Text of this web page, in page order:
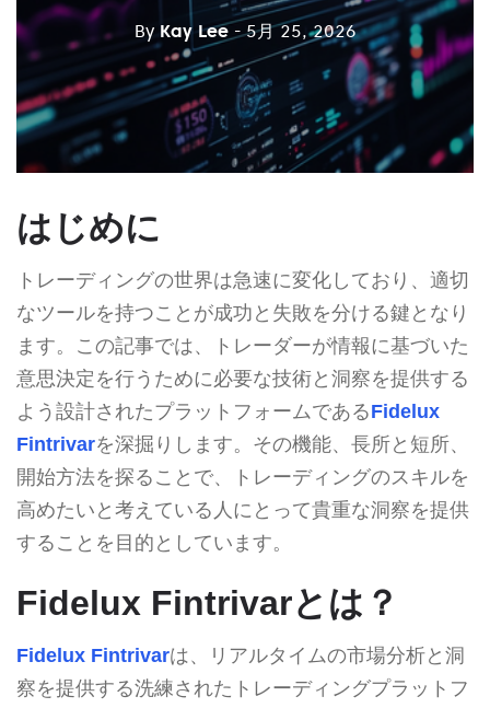
By Kay Lee - 5月 25, 2026
はじめに
トレーディングの世界は急速に変化しており、適切
なツールを持つことが成功と失敗を分ける鍵となり
ます。この記事では、トレーダーが情報に基づいた
意思決定を行うために必要な技術と洞察を提供する
よう設計されたプラットフォームであるFidelux
Fintrivarを深掘りします。その機能、長所と短所、
開始方法を探ることで、トレーディングのスキルを
高めたいと考えている人にとって貴重な洞察を提供
することを目的としています。
Fidelux Fintrivarとは？
Fidelux Fintrivarは、リアルタイムの市場分析と洞
察を提供する洗練されたトレーディングプラットフ